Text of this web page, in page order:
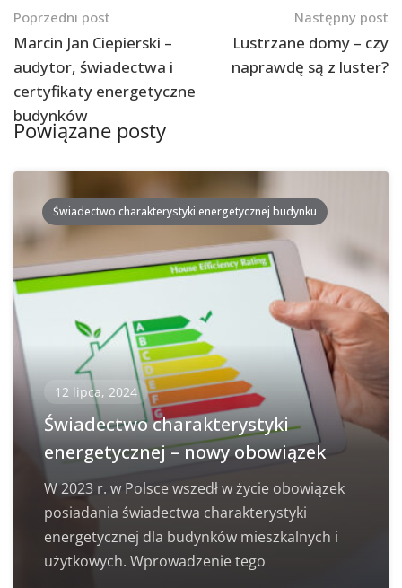
Nawigacja
po
postach
Poprzedni post
Marcin Jan Ciepierski –
audytor, świadectwa i
certyfikaty energetyczne
budynków
Następny post
Lustrzane domy – czy
naprawdę są z luster?
Powiązane posty
Świadectwo charakterystyki energetycznej budynku
12 lipca, 2024
Świadectwo charakterystyki
energetycznej – nowy obowiązek
W 2023 r. w Polsce wszedł w życie obowiązek
posiadania świadectwa charakterystyki
energetycznej dla budynków mieszkalnych i
użytkowych. Wprowadzenie tego